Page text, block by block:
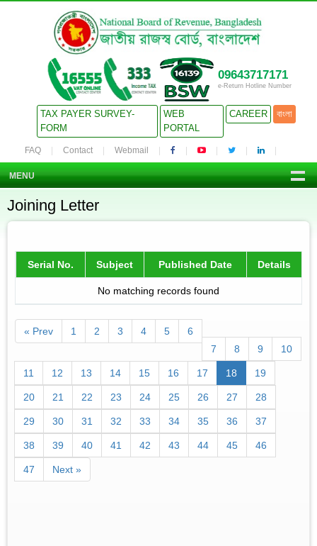
09643717171
e-Return Hotline Number
TAX PAYER SURVEY-
FORM
WEB
PORTAL
CAREER বাংলা
FAQ Contact Webmail
MENU
Joining Letter
Serial No. Subject Published Date Details
No matching records found
« Prev 1 2 3 4 5
6
7
8 9 10
11 12 13 14 15 16 17 18 19
20 21 22 23 24 25 26 27 28
29 30 31 32 33 34 35 36 37
38 39 40 41 42 43 44 45 46
47 Next »